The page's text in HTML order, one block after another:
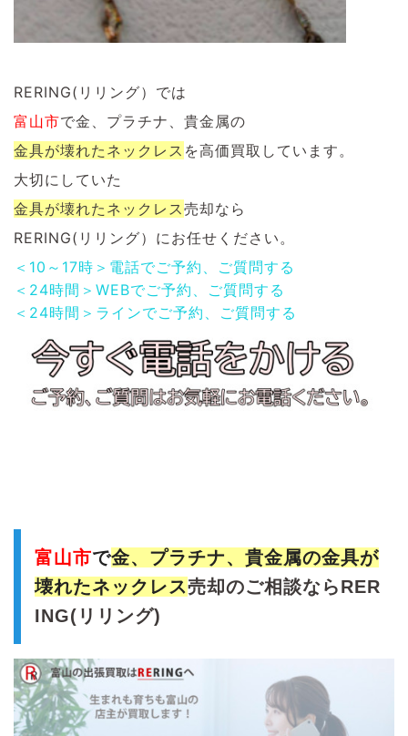
RERING(リリング）では
富山市で金、プラチナ、貴金属の
金具が壊れたネックレス を高価買取しています。
大切にしていた
金具が壊れたネックレス売却なら
RERING(リリング）にお任せください。
＜10～17時＞電話でご予約、ご質問する
＜24時間＞WEBでご予約、ご質問する
＜24時間＞ラインでご予約、ご質問する
富山市で金、プラチナ、貴金属の金具が
壊れたネックレス売却のご相談ならRER
ING(リリング)